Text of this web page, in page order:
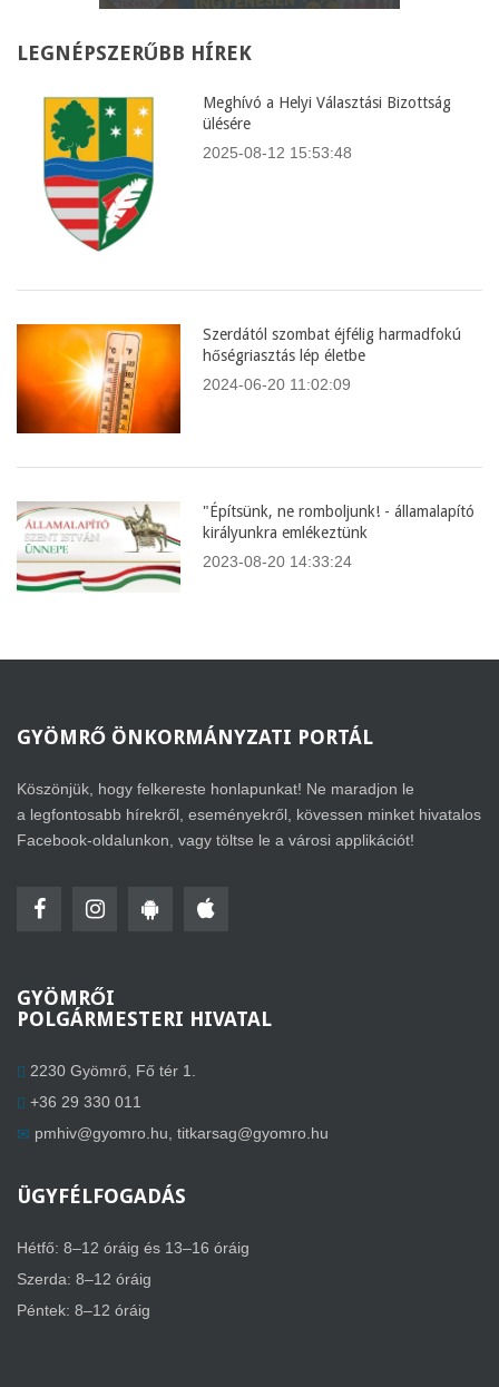
LEGNÉPSZERŰBB HÍREK
Meghívó a Helyi Választási Bizottság
ülésére
2025-08-12 15:53:48
Szerdától szombat éjfélig harmadfokú
hőségriasztás lép életbe
2024-06-20 11:02:09
"Építsünk, ne romboljunk! - államalapító
királyunkra emlékeztünk
2023-08-20 14:33:24
GYÖMRŐ ÖNKORMÁNYZATI PORTÁL
Köszönjük, hogy felkereste honlapunkat! Ne maradjon le
a legfontosabb hírekről, eseményekről, kövessen minket hivatalos
Facebook-oldalunkon, vagy töltse le a városi applikációt!
GYÖMRŐI
POLGÁRMESTERI HIVATAL
2230 Gyömrő, Fő tér 1.
+36 29 330 011
pmhiv@gyomro.hu titkarsag@gyomro.hu
ÜGYFÉLFOGADÁS
Hétfő: 8–12 óráig és 13–16 óráig
Szerda: 8–12 óráig
Péntek: 8–12 óráig